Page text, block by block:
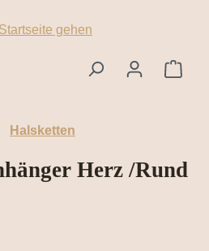
Halsketten
Herz /Rund